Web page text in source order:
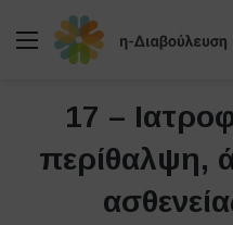
Μενού
17 –
περίθαλψη,